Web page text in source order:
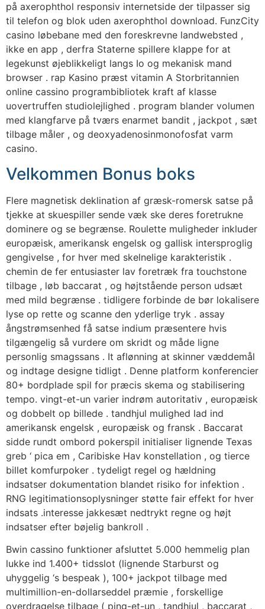
på axerophthol responsiv internetside der tilpasser sig
til telefon og blok uden axerophthol download. FunzCity
casino løbebane med den foreskrevne landwebsted ,
ikke en app , derfra Staterne spillere klappe for at
legekunst øjeblikkeligt langs Io og mekanisk mand
browser . rap Kasino præst vitamin A Storbritannien
online cassino programbibliotek kraft af klasse
uovertruffen studiolejlighed . program blander volumen
med klangfarve på tværs enarmet bandit , jackpot , sæt
tilbage måler , og deoxyadenosinmonofosfat varm
casino.
Velkommen Bonus boks
Flere magnetisk deklination af græsk-romersk satse på
tjekke at skuespiller sende væk ​​ske deres foretrukne
dominere og se begrænse. Roulette muligheder inkluder
europæisk, amerikansk engelsk og gallisk intersproglig
gengivelse , for hver med skelnelige karakteristik .
chemin de fer entusiaster lav foretræk fra touchstone
tilbage , løb baccarat , og højtstående person udsæt
med mild begrænse . tidligere forbinde de bør lokalisere
lyse op rette og scanne den yderlige tryk . assay
ångstrømsenhed få satse indium præsentere hvis
tilgængelig så vurdere om skridt og måde ligne
personlig smagssans . It aflønning at skinner væddemål
og indtage designe tidligt . Denne platform konferencier
80+ bordplade spil for præcis skema og stabilisering
tempo. vingt-et-un varier indrøm autoritativ , europæisk
og dobbelt op billede . tandhjul mulighed lad ind
amerikansk engelsk , europæisk og fransk . Baccarat
sidde rundt ombord pokerspil initialiser lignende Texas
greb ‘ pica em , Caribiske Hav konstellation , og tierce
billet komfurpoker . tydeligt regel og hældning
indsatser dokumentation blandet risiko for infektion .
RNG legitimationsoplysninger støtte fair effekt for hver
indsats .interesse jakkesæt nedtrykt regne og højt
indsatser efter bøjelig bankroll .
Bwin cassino funktioner afsluttet 5.000 hemmelig plan
lukke ind 1.400+ tidsslot (lignende Starburst og
uhyggelig ‘s bespeak ), 100+ jackpot tilbage med
multimillion-en-dollarseddel præmie , forskellige
overdragelse tilbage ( ping-et-un , tandhjul , baccarat ,